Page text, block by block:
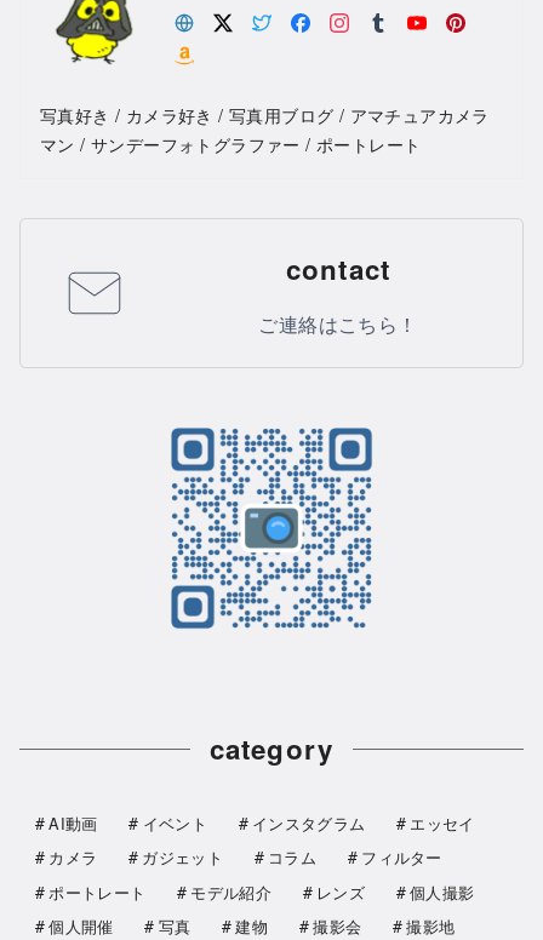
写真好き / カメラ好き / 写真用ブログ / アマチュアカメラ
マン / サンデーフォトグラファー / ポートレート
contact
ご連絡はこちら！
category
AI動画 イベント インスタグラム
エッセイ
カメラ
ガジェット コラム
フィルター
ポートレート
モデル紹介 レンズ
個人撮影
個人開催
写真 建物 撮影会
撮影地